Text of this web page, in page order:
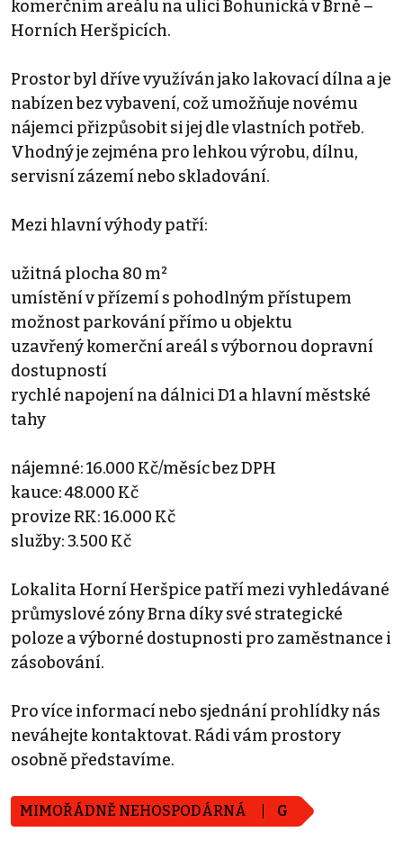
komerčním areálu na ulici Bohunická v Brně –
Horních Heršpicích.
Prostor byl dříve využíván jako lakovací dílna a je
nabízen bez vybavení, což umožňuje novému
nájemci přizpůsobit si jej dle vlastních potřeb.
Vhodný je zejména pro lehkou výrobu, dílnu,
servisní zázemí nebo skladování.
Mezi hlavní výhody patří:
užitná plocha 80 m²
umístění v přízemí s pohodlným přístupem
možnost parkování přímo u objektu
uzavřený komerční areál s výbornou dopravní
dostupností
rychlé napojení na dálnici D1 a hlavní městské
tahy
nájemné: 16.000 Kč/měsíc bez DPH
kauce: 48.000 Kč
provize RK: 16.000 Kč
služby: 3.500 Kč
Lokalita Horní Heršpice patří mezi vyhledávané
průmyslové zóny Brna díky své strategické
poloze a výborné dostupnosti pro zaměstnance i
zásobování.
Pro více informací nebo sjednání prohlídky nás
neváhejte kontaktovat. Rádi vám prostory
osobně představíme.
MIMOŘÁDNĚ NEHOSPODÁRNÁ G